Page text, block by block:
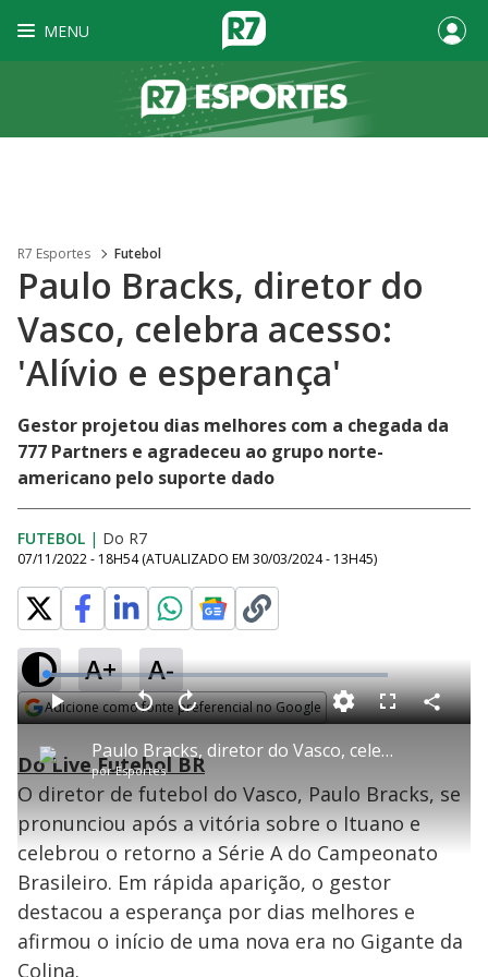
MENU
R7 Esportes Futebol
Paulo Bracks, diretor do
Vasco, celebra acesso:
'Alívio e esperança'
Gestor projetou dias melhores com a chegada da
777 Partners e agradeceu ao grupo norte-
americano pelo suporte dado
FUTEBOL | Do R7
07/11/2022 - 18H54 (ATUALIZADO EM 30/03/2024 - 13H45)
A+ A-
Adicione como fonte preferencial no Google
P
l
a
y
Paulo Bracks, diretor do Vasco, celebra acesso: 'Alívio e esperança'
porEsportes
P V
l
t
a
r
1
0
e
g
u
n
d
s
A
a
n
ç
a
1
s
e
u
n
o
L
o
a
d
e
1
2
.
1
3
F
l
e
n
C
o
l
Do Live Futebol BR
O diretor de futebol do Vasco, Paulo Bracks, se
pronunciou após a vitória sobre o Ituano e
celebrou o retorno a Série A do Campeonato
Brasileiro. Em rápida aparição, o gestor
destacou a esperança por dias melhores e
afirmou o início de uma nova era no Gigante da
Colina.